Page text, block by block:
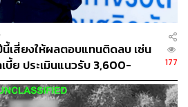
เสี่ยงให้ผลตอบแทนติดลบ เซ่น
บี้ย ประเมินแนวรับ 3,600-
177